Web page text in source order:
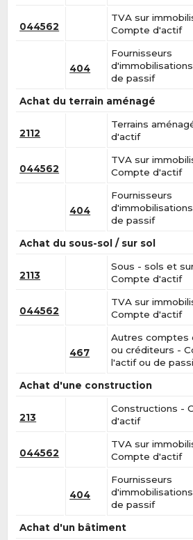
044562
TVA sur
Compte d'actif
404
Fournisseurs
de passif
Achat du terrain aménagé
2112
Terrains
d'actif
044562
TVA sur
Compte d'actif
404
Fournisseurs
de passif
Achat du sous-sol / sur sol
2113
Sous - sols et
Compte d'actif
044562
TVA sur
Compte d'actif
467
Autres comptes
ou créditeurs -
l'actif ou de
Achat d'une construction
213
Constructions -
d'actif
044562
TVA sur
Compte d'actif
404
Fournisseurs
de passif
Achat d'un bâtiment